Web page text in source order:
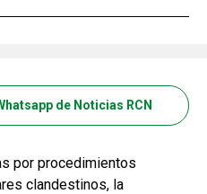
de Noticias RCN
por procedimientos
clandestinos, la